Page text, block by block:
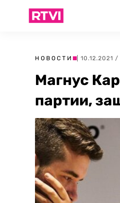
НОВОСТИ | 10.12.2021 /
Магнус
партии,